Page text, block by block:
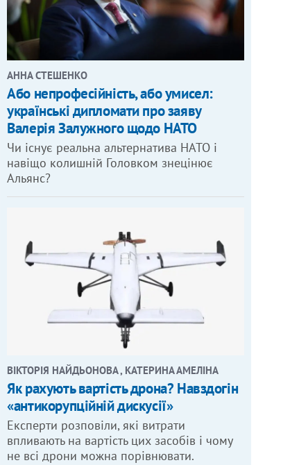
АННА СТЕШЕНКО
Або непрофесійність, або умисел:
українські дипломати про заяву
Валерія Залужного щодо НАТО
Чи існує реальна альтернатива НАТО і
навіщо колишній Головком знецінює
Альянс?
ВІКТОРІЯ НАЙДЬОНОВА , КАТЕРИНА АМЕЛІНА
Як рахують вартість дрона? Навздогін
«антикорупційній дискусії»
Експерти розповіли, які витрати
впливають на вартість цих засобів і чому
не всі дрони можна порівнювати.